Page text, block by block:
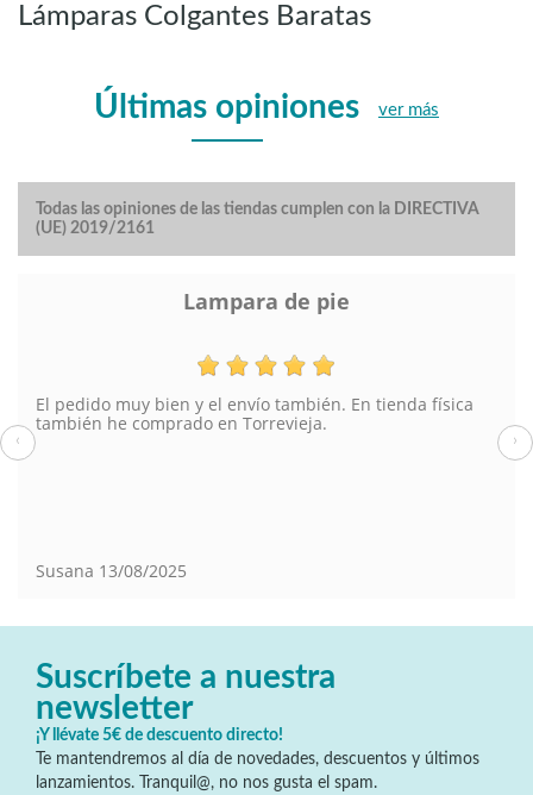
Lámparas Colgantes Baratas
Últimas opiniones ver más
Todas las opiniones de las tiendas cumplen con la DIRECTIVA
(UE) 2019/2161
Lampara de pie
El pedido muy bien y el envío también. En tienda física
también he comprado en Torrevieja.
Susana 13/08/2025
‹ ›
Suscríbete a nuestra
newsletter
¡Y llévate 5€ de descuento directo!
Te mantendremos al día de novedades, descuentos y últimos
lanzamientos. Tranquil@, no nos gusta el spam.